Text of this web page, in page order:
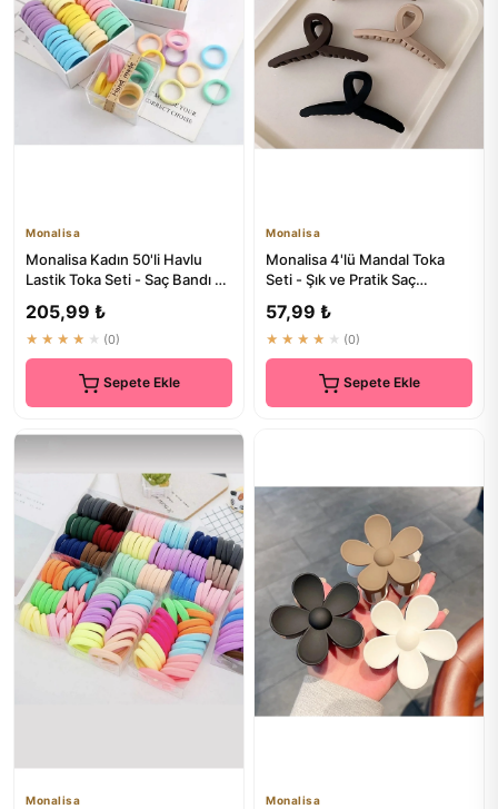
Monalisa
Monalisa Kadın 50'li Havlu
Lastik Toka Seti - Saç Bandı ve
205,99 ₺
★★★★★ (0)
Sepete Ekle
Monalisa
Monalisa 4'lü Mandal Toka
Seti - Şık ve Pratik Saç
57,99 ₺
★★★★★ (0)
Sepete Ekle
Monalisa Monalisa